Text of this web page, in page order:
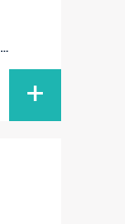
...
+